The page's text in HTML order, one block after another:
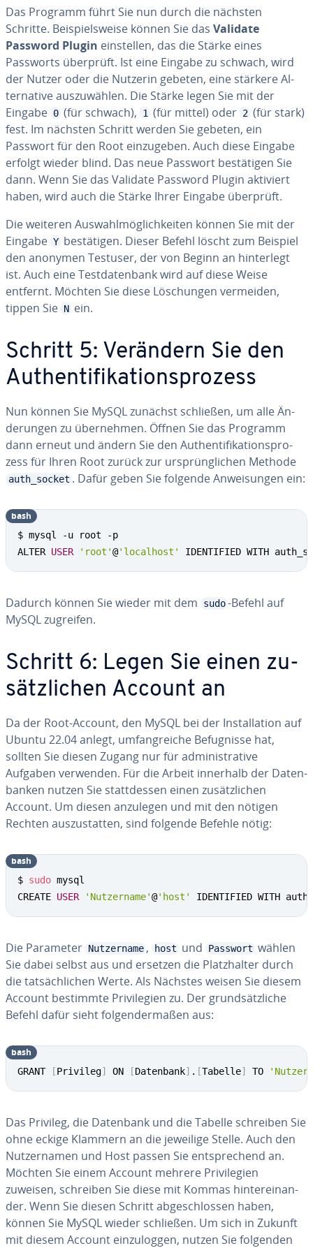
Das Programm führt Sie nun durch die nächsten
Schritte. Bei­spiels­wei­se können Sie das Validate
Password Plugin ein­stel­len, das die Stärke eines
Passworts überprüft. Ist eine Eingabe zu schwach, wird
der Nutzer oder die Nutzerin gebeten, eine stärkere Al­
ter­na­ti­ve aus­zu­wäh­len. Die Stärke legen Sie mit der
Eingabe 0 (für schwach), 1 (für mittel) oder 2 (für stark)
fest. Im nächsten Schritt werden Sie gebeten, ein
Passwort für den Root ein­zu­ge­ben. Auch diese Eingabe
erfolgt wieder blind. Das neue Passwort be­stä­ti­gen Sie
dann. Wenn Sie das Validate Password Plugin aktiviert
haben, wird auch die Stärke Ihrer Eingabe überprüft.
Die weiteren Aus­wahl­mög­lich­kei­ten können Sie mit der
Eingabe Y be­stä­ti­gen. Dieser Befehl löscht zum Beispiel
den anonymen Testuser, der von Beginn an hin­ter­legt
ist. Auch eine Test­da­ten­bank wird auf diese Weise
entfernt. Möchten Sie diese Lö­schun­gen vermeiden,
tippen Sie N ein.
Schritt 5: Verändern Sie den
Au­then­ti­fi­ka­ti­ons­pro­zess
Nun können Sie MySQL zunächst schließen, um alle Än­
de­run­gen zu über­neh­men. Öffnen Sie das Programm
dann erneut und ändern Sie den Au­then­ti­fi­ka­ti­ons­pro­
zess für Ihren Root zurück zur ur­sprüng­li­chen Methode
auth_socket . Dafür geben Sie folgende An­wei­sun­gen ein:
$ mysql -u root -p
ALTER USER 'root'@'localhost' IDENTIFIED WITH
bash
Dadurch können Sie wieder mit dem sudo -Befehl auf
MySQL zugreifen.
Schritt 6: Legen Sie einen zu­
sätz­li­chen Account an
Da der Root-Account, den MySQL bei der In­stal­la­ti­on auf
Ubuntu 22.04 anlegt, um­fang­rei­che Be­fug­nis­se hat,
sollten Sie diesen Zugang nur für ad­mi­nis­tra­ti­ve
Aufgaben verwenden. Für die Arbeit innerhalb der Da­ten­
ban­ken nutzen Sie statt­des­sen einen zu­sätz­li­chen
Account. Um diesen anzulegen und mit den nötigen
Rechten aus­zu­stat­ten, sind folgende Befehle nötig:
$ sudo mysql
CREATE USER 'Nutzername'@'host' IDENTIFIED WITH
bash
Die Parameter Nutzername , host und Passwort wählen
Sie dabei selbst aus und ersetzen die Platz­hal­ter durch
die tat­säch­li­chen Werte. Als Nächstes weisen Sie diesem
Account bestimmte Pri­vi­le­gi­en zu. Der grund­sätz­li­che
Befehl dafür sieht fol­gen­der­ma­ßen aus:
GRANT [Privileg] ON [Datenbank] . [Tabelle] TO
bash
Das Privileg, die Datenbank und die Tabelle schreiben Sie
ohne eckige Klammern an die jeweilige Stelle. Auch den
Nut­zer­na­men und Host passen Sie ent­spre­chend an.
Möchten Sie einem Account mehrere Pri­vi­le­gi­en
zuweisen, schreiben Sie diese mit Kommas hin­ter­ein­an­
der. Wenn Sie diesen Schritt ab­ge­schlos­sen haben,
können Sie MySQL wieder schließen. Um sich in Zukunft
mit diesem Account ein­zu­log­gen, nutzen Sie folgenden